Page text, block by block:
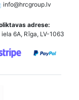
info@hrcgroup.lv
adrese:
6A, Rīga, LV-1063